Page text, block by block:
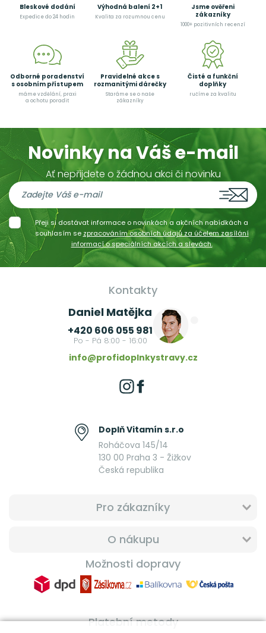
Bleskové dodání
Expedice do 24 hodin
Výhodná balení 2+1
Kvalita za rozumnou cenu
Jsme ověřeni
zákazníky
1000+ pozitivních recenzí
Odborné poradenství
s osobním přístupem
máme vzdělání, praxi
a ochotu poradit
Pravidelné akce s
rozmanitými dárečky
Staráme se o naše
zákazníky
Čisté a funkční
doplňky
ručíme za kvalitu
Novinky na Váš e-mail
Ať nepřijdete o žádnou akci či novinku
Přeji si dostávat informace o novinkách a akčních nabídkách a
souhlasím se zpracováním osobních údajů za účelem zasílání
informací o speciálních akcích a slevách.
Kontakty
Daniel Matějka
+420 606 055 981
Po - Pá 8:00 - 16:00
info@profidoplnkystravy.cz
Doplň Vitamín s.r.o
Roháčova 145/14
130 00 Praha 3 - Žižkov
Česká republika
Pro zákazníky
O nákupu
Možnosti dopravy
Platební metody